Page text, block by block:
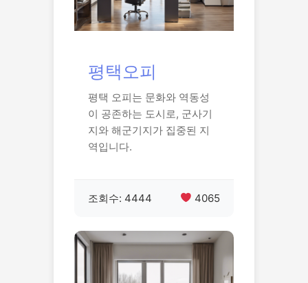
평택오피
평택 오피는 문화와 역동성
이 공존하는 도시로, 군사기
지와 해군기지가 집중된 지
역입니다.
조회수: 4444 4065